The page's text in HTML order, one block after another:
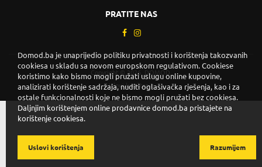
PRATITE NAS
Copyright © 2026. DOMOD.
Uslovi korištenja.
Domod.ba je unaprijedio politiku privatnosti i korištenja takozvanih
cookiesa u skladu sa novom europskom regulativom. Cookiese
koristimo kako bismo mogli pružati uslugu online kupovine,
analizirati korištenje sadržaja, nuditi oglašivačka rješenja, kao i za
ostale funkcionalnosti koje ne bismo mogli pružati bez cookiesa.
Daljnjim korištenjem online prodavnice domod.ba pristajete na
korištenje cookiesa.
Razumijem
Uslovi korištenja